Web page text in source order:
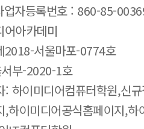
업자등록번호 : 860-85-
아카데미
2018-서울마포-0774호
부-2020-1호
: 하이미디어컴퓨터학원,신
,하이미디어공식홈페이지,